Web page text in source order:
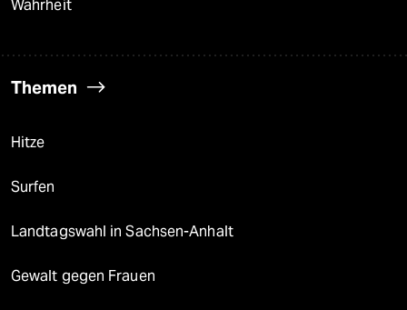
Wahrheit
Themen
Hitze
Surfen
Landtagswahl in Sachsen-Anhalt
Gewalt gegen Frauen